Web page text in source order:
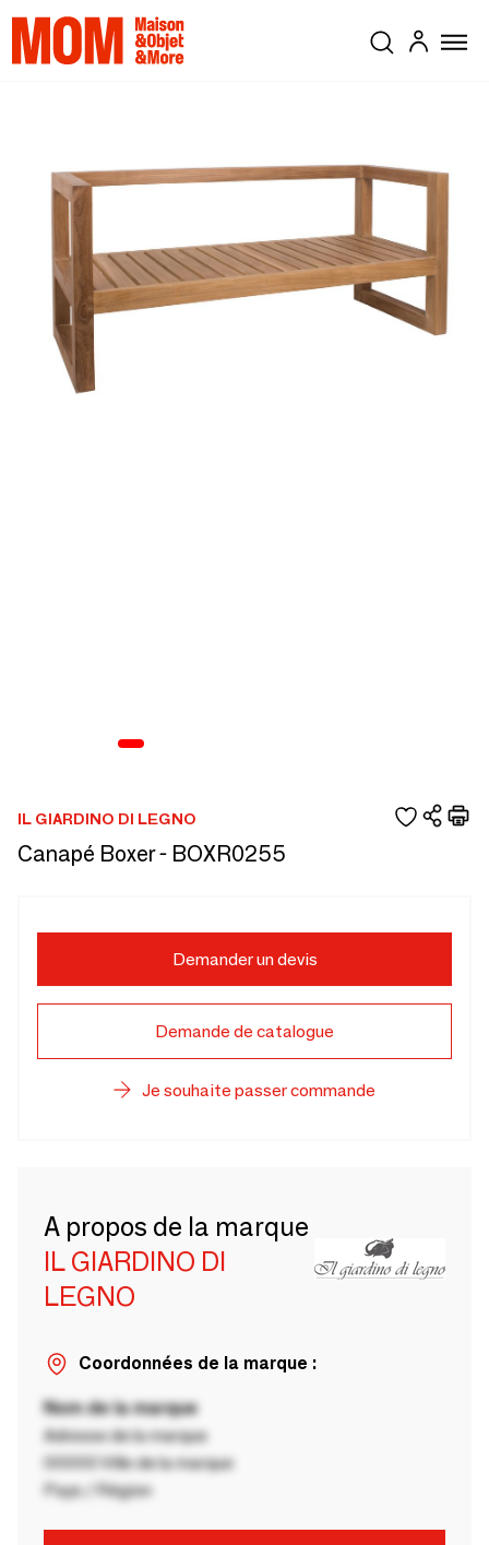
IL GIARDINO DI LEGNO
Canapé Boxer - BOXR0255
Demander un devis
Demande de catalogue
Je souhaite passer commande
A propos de la marque
IL GIARDINO DI
LEGNO
Coordonnées de la marque :
Nom de la marque
Adresse de la marque
00000 Ville de la marque
Pays / Région